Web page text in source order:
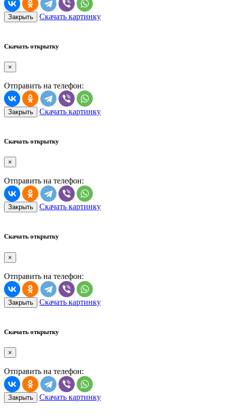
Закрыть Скачать картинку
Скачать открытку
×
Отправить на телефон:
Закрыть Скачать картинку
Скачать открытку
×
Отправить на телефон:
Закрыть Скачать картинку
Скачать открытку
×
Отправить на телефон:
Закрыть Скачать картинку
Скачать открытку
×
Отправить на телефон:
Закрыть Скачать картинку